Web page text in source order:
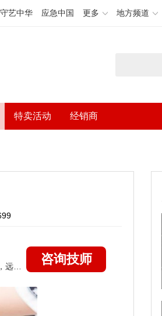
守艺中华 应急中国 更多 地方频道
特卖活动 经销商
咨询技师